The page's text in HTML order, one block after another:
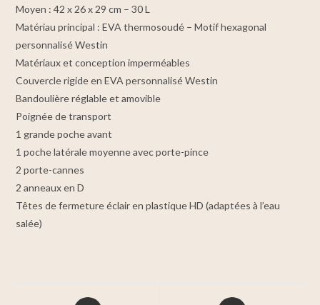
Moyen : 42 x 26 x 29 cm – 30 L
Matériau principal : EVA thermosoudé – Motif hexagonal
personnalisé Westin
Matériaux et conception imperméables
Couvercle rigide en EVA personnalisé Westin
Bandoulière réglable et amovible
Poignée de transport
1 grande poche avant
1 poche latérale moyenne avec porte-pince
2 porte-cannes
2 anneaux en D
Têtes de fermeture éclair en plastique HD (adaptées à l’eau
salée)